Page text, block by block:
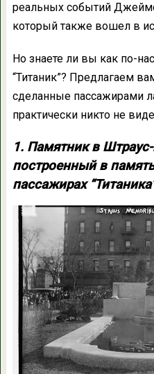
реальных событий
который также вошел в
Но знаете ли вы как по-
“Титаник”? Предлагаем
сделанные пассажирами
практически никто не
1. Памятник в
построенный в
пассажирах